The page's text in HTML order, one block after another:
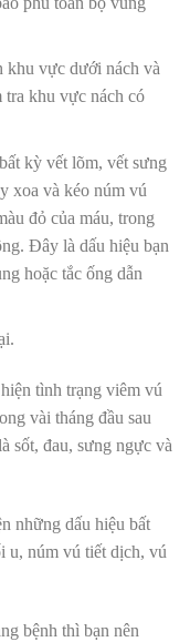
khu vực dưới nách và
tra khu vực nách có
kỳ vết lõm, vết sưng
xoa và kéo núm vú
đỏ của máu, trong
Đây là dấu hiệu bạn
hoặc tắc ống dẫn
tình trạng viêm vú
vài tháng đầu sau
sốt, đau, sưng ngực và
những dấu hiệu bất
u, núm vú tiết dịch, vú
bệnh thì bạn nên